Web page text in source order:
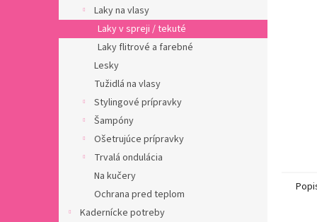
Laky na vlasy
Laky v spreji / tekuté
Laky flitrové a farebné
Lesky
Tužidlá na vlasy
Stylingové prípravky
Šampóny
Ošetrujúce prípravky
Trvalá ondulácia
Na kučery
Ochrana pred teplom
Kadernícke potreby